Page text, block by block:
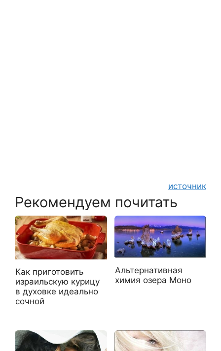
источник
Рекомендуем почитать
Как приготовить
израильскую курицу
в духовке идеально
сочной
Альтернативная
химия озера Моно